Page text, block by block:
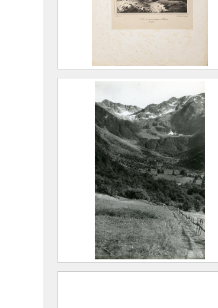
1ère Vue du grand glacier à
BLÉRY, Eugène (1805 –
1887)
GAUGAIN, Henri
976.1.73
Vallon du Gleyzin. Chalet et